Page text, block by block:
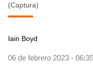
(Captura)
Iain Boyd
06 de febrero 2023 - 06:35